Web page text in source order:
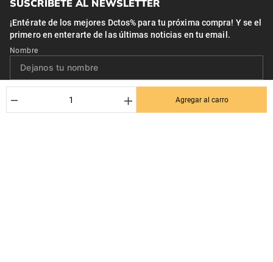
＋
－ Agregar al carro
SUSCRÍBETE AL NEWSLETTER
¡Entérate de los mejores Dctos% para tu próxima compra! Y se el
primero en enterarte de las últimas noticias en tu email.
Nombre